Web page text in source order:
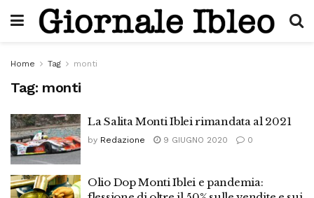
Home Tag monti
Tag: monti
La Salita Monti Iblei rimandata al 2021
by Redazione 9 GIUGNO 2020 0
Olio Dop Monti Iblei e pandemia: